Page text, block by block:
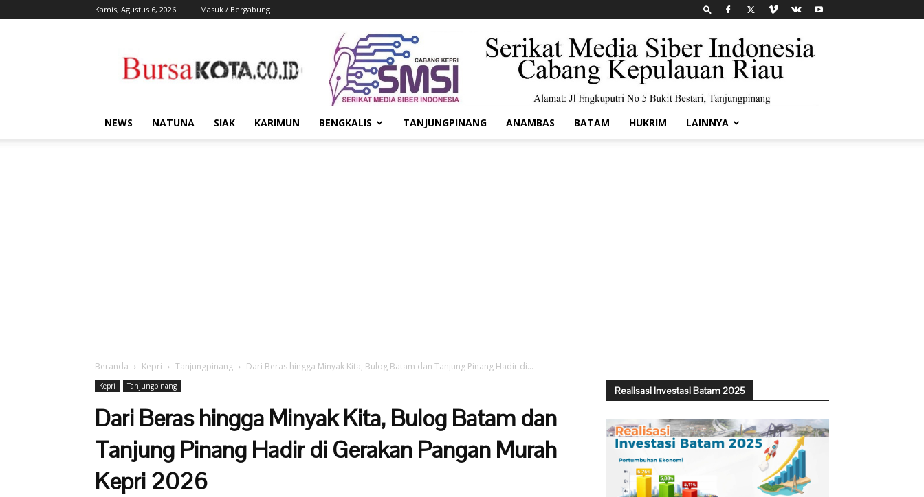
Kamis, Agustus 6, 2026 Masuk / Bergabung
Kota
NEWS NATUNA SIAK KARIMUN BENGKALIS TANJUNGPINANG ANAMBAS BATAM HUKRIM LAINNYA
Beranda Kepri Tanjungpinang Dari Beras hingga Minyak Kita, Bulog Batam dan Tanjung Pinang Hadir di...
Kepri Tanjungpinang
Dari Beras hingga Minyak Kita, Bulog Batam dan
Tanjung Pinang Hadir di Gerakan Pangan Murah
Kepri 2026
Realisasi Investasi Batam 2025